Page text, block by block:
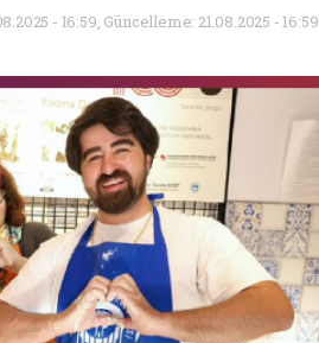
- 16:59, Güncelleme: 21.08.2025 - 16:59